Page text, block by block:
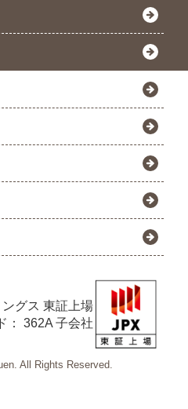
グス 東証上場
： 362A 子会社
All Rights Reserved.